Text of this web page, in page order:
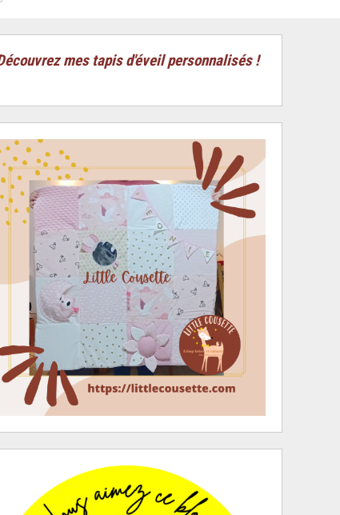
mes tapis d'éveil personnalisés !